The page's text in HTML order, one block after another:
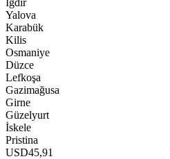
Iğdır
Yalova
Karabük
Kilis
Osmaniye
Düzce
Lefkoşa
Gazimağusa
Girne
Güzelyurt
İskele
Pristina
USD45,91